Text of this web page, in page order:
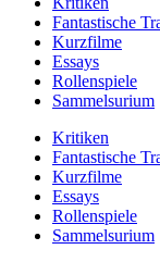
Fantastische
Kurzfilme
Essays
Rollenspiele
Sammelsurium
Kritiken
Fantastische
Kurzfilme
Essays
Rollenspiele
Sammelsurium